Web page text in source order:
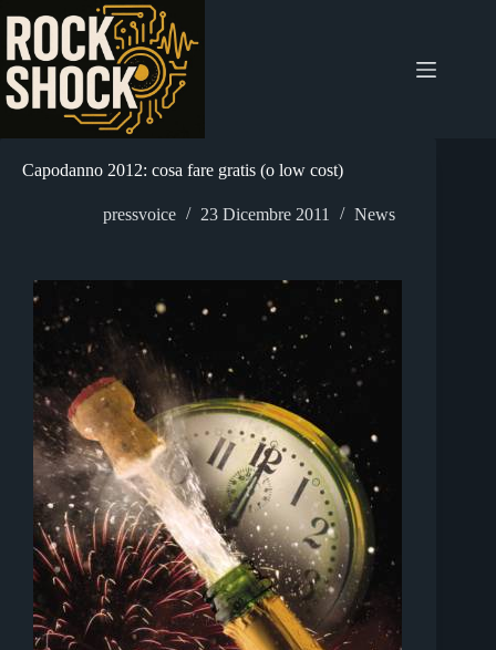
contenuto
Capodanno 2012: cosa fare gratis (o low cost)
pressvoice 23 Dicembre 2011 News